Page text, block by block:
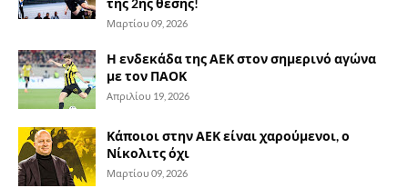
της 2ης θέσης!
Μαρτίου 09, 2026
Η ενδεκάδα της ΑΕΚ στον σημερινό αγώνα
με τον ΠΑΟΚ
Απριλίου 19, 2026
Κάποιοι στην ΑΕΚ είναι χαρούμενοι, ο
Νίκολιτς όχι
Μαρτίου 09, 2026